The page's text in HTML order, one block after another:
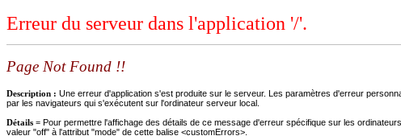
Erreur du serveur dans l'application '/'.
Page Not Found !!
Description : Une erreur d'application s'est produite sur le serveur. Les paramètres d'erreur
par les navigateurs qui s'exécutent sur l'ordinateur serveur local.
Détails = Pour permettre l'affichage des détails de ce message d'erreur spécifique sur les
valeur "off" à l'attribut "mode" de cette balise <customErrors>.